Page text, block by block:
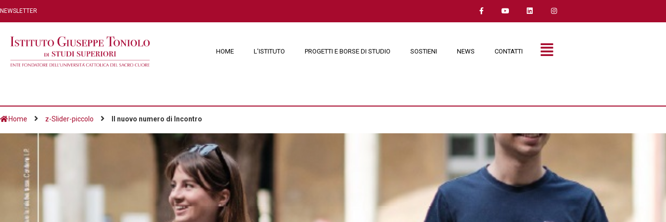
NEWSLETTER
HOME L’ISTITUTO PROGETTI E BORSE DI STUDIO SOSTIENI NEWS CONTATTI
Home z-Slider-piccolo Il nuovo numero di Incontro